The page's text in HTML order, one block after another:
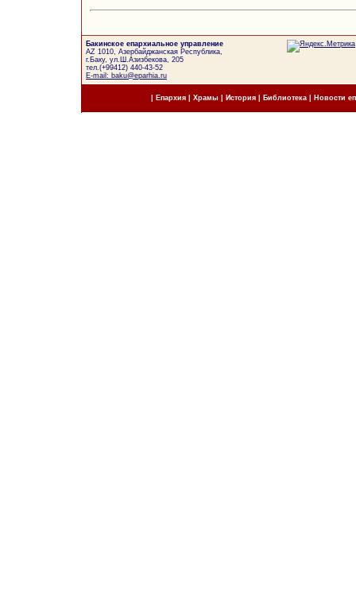
Бакинское епархиальное управление
AZ 1010, Азербайджанская Республика,
г.Баку, ул.Ш.Азизбекова, 205
тел.(+99412) 440-43-52
E-mail: baku@eparhia.ru
Епархия| Храмы История| Библиотека Новости